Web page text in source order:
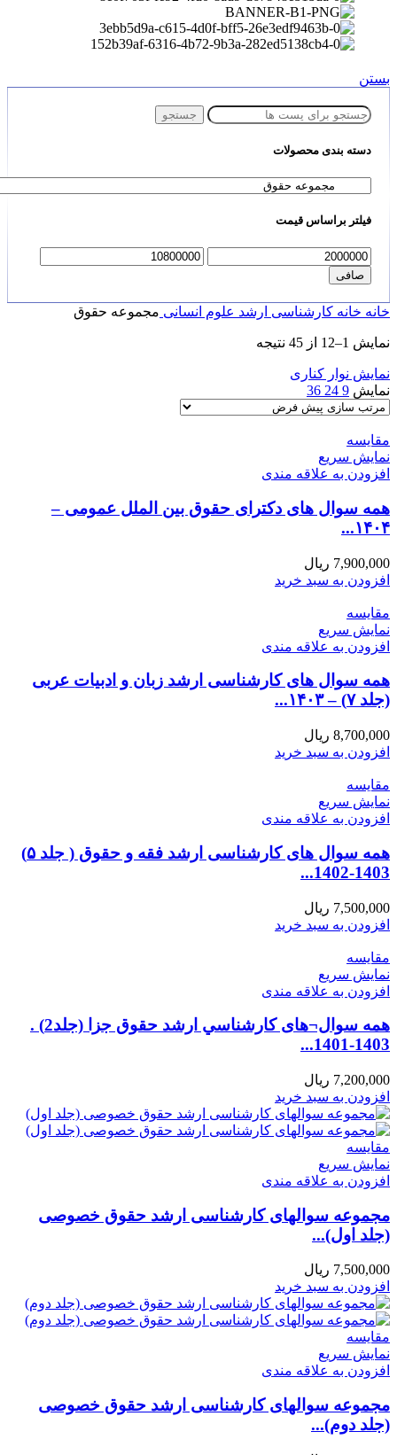
بستن
جستجو
دسته بندی محصولات
فیلتر براساس قیمت
حداقل
قیمت
حداكثر
صافی
خانه خانه کارشناسی ارشد علوم انسانی مجموعه حقوق
نمایش 1–12 از 45 نتیجه
نمایش نوار کناری
نمایش 9
24
36
مقايسه
نمایش سریع
افزودن به علاقه مندی
همه سوال های دکترای حقوق بین الملل عمومی –
۱۴۰۴...
7,900,000 ریال
افزودن به سبد خرید
مقايسه
نمایش سریع
افزودن به علاقه مندی
همه سوال های کارشناسی ارشد زبان و ادبیات عربی
(جلد ۷) – ۱۴۰۳...
8,700,000 ریال
افزودن به سبد خرید
مقايسه
نمایش سریع
افزودن به علاقه مندی
همه سوال های کارشناسی ارشد فقه و حقوق ( جلد ۵)
1403-1402...
7,500,000 ریال
افزودن به سبد خرید
مقايسه
نمایش سریع
افزودن به علاقه مندی
همه سوال¬های كارشناسي ارشد حقوق جزا (جلد2) .
1403-1401...
7,200,000 ریال
افزودن به سبد خرید
مقايسه
نمایش سریع
افزودن به علاقه مندی
مجموعه سوالهای کارشناسی ارشد حقوق خصوصی
(جلد اول)...
7,500,000 ریال
افزودن به سبد خرید
مقايسه
نمایش سریع
افزودن به علاقه مندی
مجموعه سوالهای کارشناسی ارشد حقوق خصوصی
(جلد دوم)...